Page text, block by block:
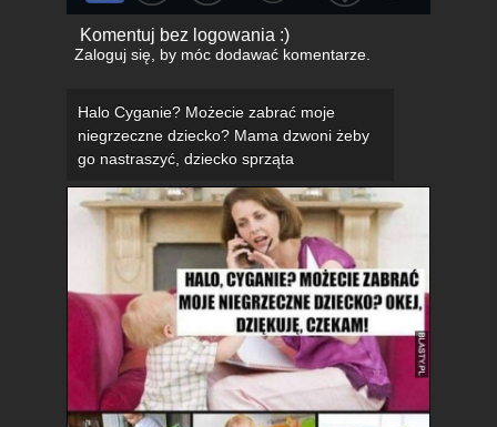
Komentuj bez logowania :)
Zaloguj się, by móc dodawać komentarze.
Halo Cyganie? Możecie zabrać moje
niegrzeczne dziecko? Mama dzwoni żeby
go nastraszyć, dziecko sprząta